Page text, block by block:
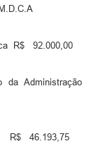
R$ 92.000,00
da Administração
R$ 46.193,75